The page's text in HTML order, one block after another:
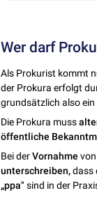
Wer darf
Als Prokurist kommt
der Prokura erfolgt
grundsätzlich also
Die Prokura muss
öffentliche
Bei derVornahme
unterschreiben,dass
„ppa" sind in der